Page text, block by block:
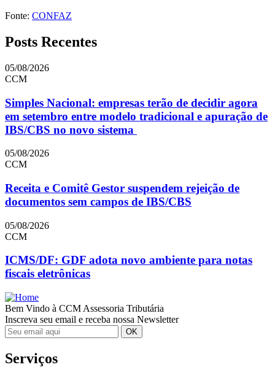
Fonte: CONFAZ
Posts Recentes
05/08/2026
CCM
Simples Nacional: empresas terão de decidir agora
em setembro entre modelo tradicional e apuração de
IBS/CBS no novo sistema
05/08/2026
CCM
Receita e Comitê Gestor suspendem rejeição de
documentos sem campos de IBS/CBS
05/08/2026
CCM
ICMS/DF: GDF adota novo ambiente para notas
fiscais eletrônicas
Bem Vindo à CCM Assessoria Tributária
Inscreva seu email e receba nossa Newsletter
Serviços